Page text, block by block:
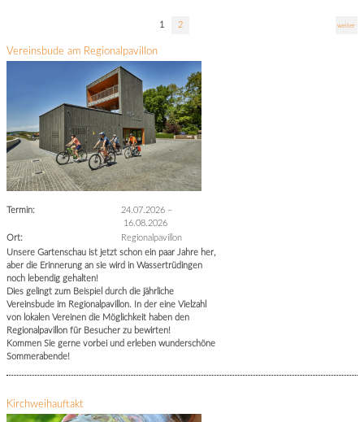
1 2 weiter
Vereinsbude am Regionalpavillon
Termin: 24.07.2026 –
16.08.2026
Ort:
Regionalpavillon
Unsere Gartenschau ist jetzt schon ein paar Jahre her,
aber die Erinnerung an sie wird in Wassertrüdingen
noch lebendig gehalten!
Dies gelingt zum Beispiel durch die jährliche
Vereinsbude im Regionalpavillon. In der eine Vielzahl
von lokalen Vereinen die Möglichkeit haben den
Regionalpavillon für Besucher zu bewirten!
Kommen Sie gerne vorbei und erleben wunderschöne
Sommerabende!
Kirchweihauftakt